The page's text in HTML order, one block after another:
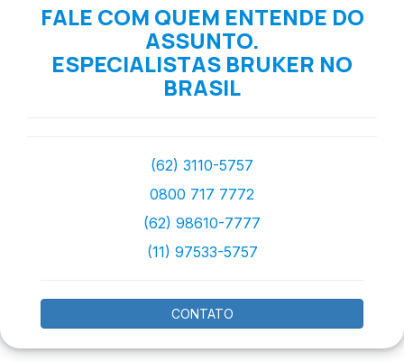
FALE COM QUEM ENTENDE DO
ASSUNTO.
ESPECIALISTAS BRUKER NO
BRASIL
(62) 3110-5757
0800 717 7772
(62) 98610-7777
(11) 97533-5757
CONTATO